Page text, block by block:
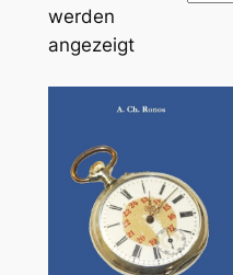
werden
angezeigtNach